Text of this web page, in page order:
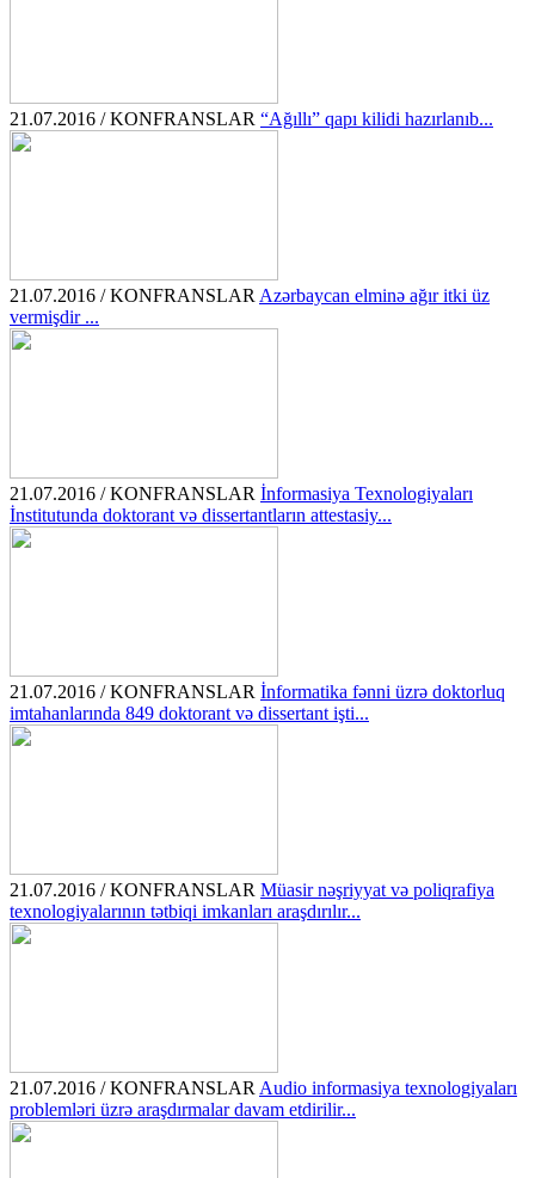
21.07.2016 / KONFRANSLAR “Ağıllı” qapı kilidi hazırlanıb...
21.07.2016 / KONFRANSLAR Azərbaycan elminə ağır itki üz
vermişdir ...
21.07.2016 / KONFRANSLAR İnformasiya Texnologiyaları
İnstitutunda doktorant və dissertantların attestasiy...
21.07.2016 / KONFRANSLAR İnformatika fənni üzrə doktorluq
imtahanlarında 849 doktorant və dissertant işti...
21.07.2016 / KONFRANSLAR Müasir nəşriyyat və poliqrafiya
texnologiyalarının tətbiqi imkanları araşdırılır...
21.07.2016 / KONFRANSLAR Audio informasiya texnologiyaları
problemləri üzrə araşdırmalar davam etdirilir...